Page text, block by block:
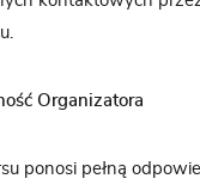
Organizatora
ponosi pełną